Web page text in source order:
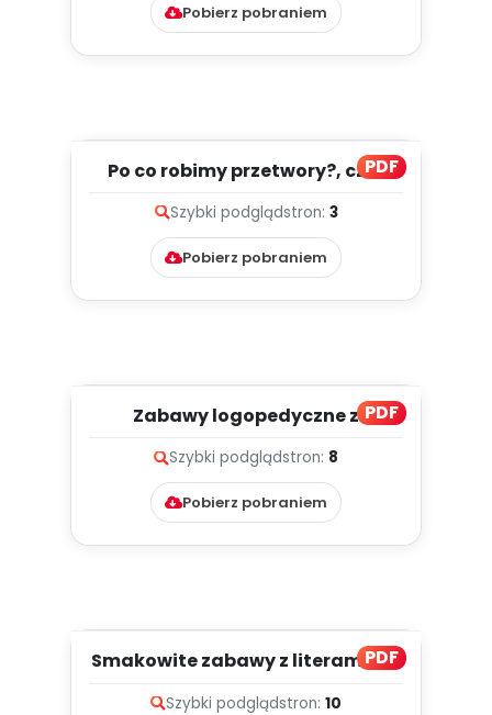
Pobierz pobraniem
PDF
Po co robimy przetwory?, cz. 2
Szybki podglądstron: 3
Pobierz pobraniem
PDF
Zabawy logopedyczne z
Szybki podglądstron: 8
Pobierz pobraniem
PDF
Smakowite zabawy z literami, cz.
Szybki podglądstron: 10